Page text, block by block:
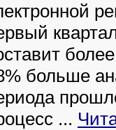
больше
...